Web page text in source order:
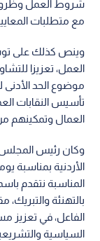
شروط العمل
مع متطلبات
وينص كذلك على
العمل، تعزيزا
موضوع الحد الأدنى
تأسيس النقابات
العمال وتمكينهم
وكان رئيس المجلس
المناسبة نتقدم
بالتهنئة والتبريك،
الفاعل، في تعزيز
السياسية